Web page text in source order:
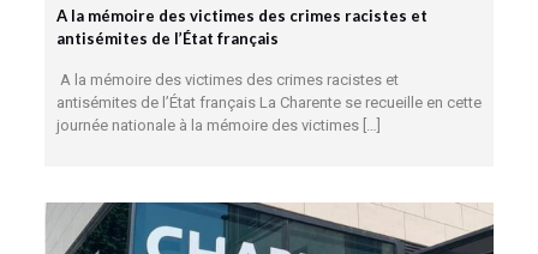
A la mémoire des victimes des crimes racistes et
antisémites de l’État français
A la mémoire des victimes des crimes racistes et
antisémites de l’État français La Charente se recueille en cette
journée nationale à la mémoire des victimes[…]